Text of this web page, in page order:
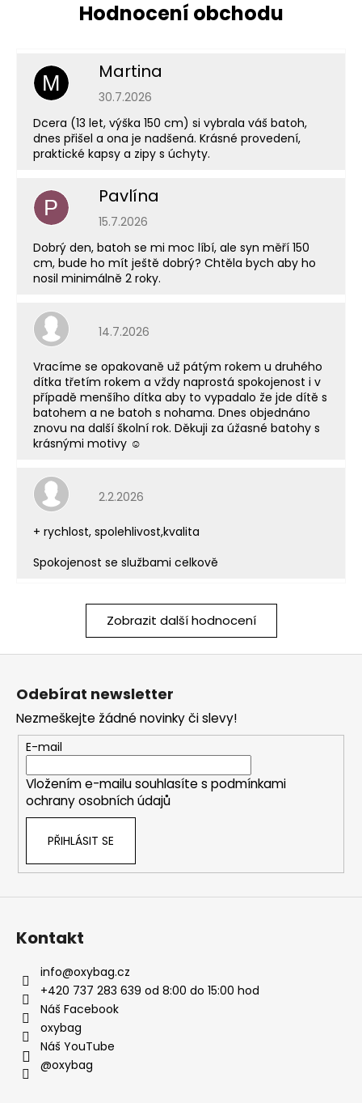
M Martina
Hodnocení obchodu je 5 z 5 hvězdiček.
30.7.2026
Dcera (13 let, výška 150 cm) si vybrala váš batoh,
dnes přišel a ona je nadšená. Krásné provedení,
praktické kapsy a zipy s úchyty.
P Pavlína
Hodnocení obchodu je 5 z 5 hvězdiček.
15.7.2026
Dobrý den, batoh se mi moc líbí, ale syn měří 150
cm, bude ho mít ještě dobrý? Chtěla bych aby ho
nosil minimálně 2 roky.
Hodnocení obchodu je 5 z 5 hvězdiček.
14.7.2026
Vracíme se opakovaně už pátým rokem u druhého
dítka třetím rokem a vždy naprostá spokojenost i v
případě menšího dítka aby to vypadalo že jde dítě s
batohem a ne batoh s nohama. Dnes objednáno
znovu na další školní rok. Děkuji za úžasné batohy s
krásnými motivy ☺️
Hodnocení obchodu je 5 z 5 hvězdiček.
2.2.2026
+ rychlost, spolehlivost,kvalita
Spokojenost se službami celkově
Zobrazit další hodnocení
Z
Odebírat newsletter
Nezmeškejte žádné novinky či slevy!
E-mail
Vložením e-mailu souhlasíte s podmínkami
ochrany osobních údajů
PŘIHLÁSIT SE
Kontakt
info@oxybag.cz
+420 737 283 639 od 8:00 do 15:00 hod
Náš Facebook
oxybag
Náš YouTube
@oxybag